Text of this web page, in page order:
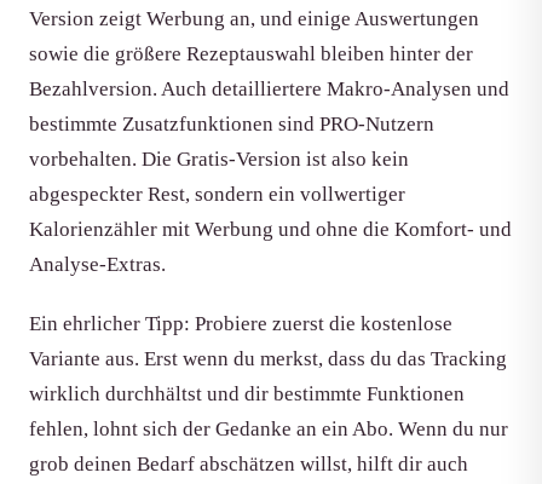
Version zeigt Werbung an, und einige Auswertungen
sowie die größere Rezeptauswahl bleiben hinter der
Bezahlversion. Auch detailliertere Makro-Analysen und
bestimmte Zusatzfunktionen sind PRO-Nutzern
vorbehalten. Die Gratis-Version ist also kein
abgespeckter Rest, sondern ein vollwertiger
Kalorienzähler mit Werbung und ohne die Komfort- und
Analyse-Extras.
Ein ehrlicher Tipp: Probiere zuerst die kostenlose
Variante aus. Erst wenn du merkst, dass du das Tracking
wirklich durchhältst und dir bestimmte Funktionen
fehlen, lohnt sich der Gedanke an ein Abo. Wenn du nur
grob deinen Bedarf abschätzen willst, hilft dir auch